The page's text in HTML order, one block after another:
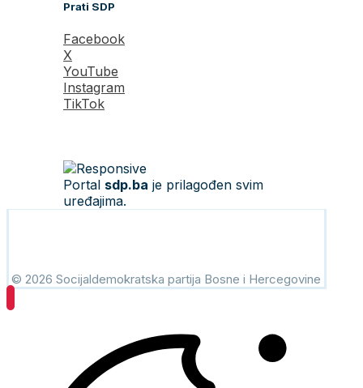
Prati SDP
Facebook
X
YouTube
Instagram
TikTok
Portal sdp.ba je prilagođen svim
uređajima.
© 2026 Socijaldemokratska partija Bosne i Hercegovine